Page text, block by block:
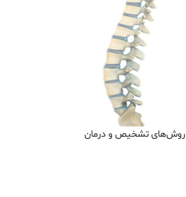
روش‌های تشخیص و درمان